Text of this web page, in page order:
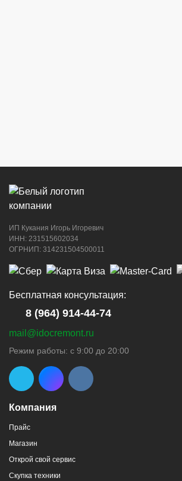
г. Новороссийск, ул. Котанова, 4
8 (964) 914-44-74
8 (964) 914-44-74
8 (964) 914-44-74
ИП Кукания Игорь Игоревич
ИНН: 231515602034
ОГРНИП: 314231504500011
Компания
Прайс
Магазин
Открой свой сервис
Скупка техники
Бесплатная консультация:
8 (964) 914-44-74
mail@idocremont.ru
Режим работы: с 9:00 до 20:00